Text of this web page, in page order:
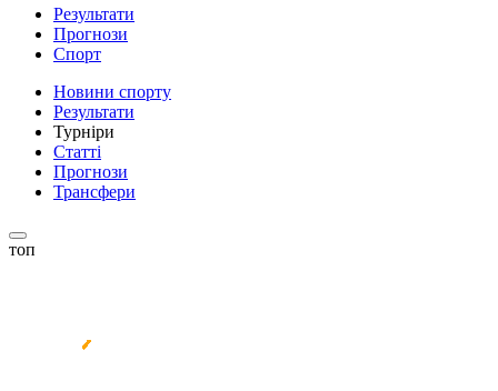
Результати
Прогнози
Спорт
Новини спорту
Результати
Турніри
Статті
Прогнози
Трансфери
топ